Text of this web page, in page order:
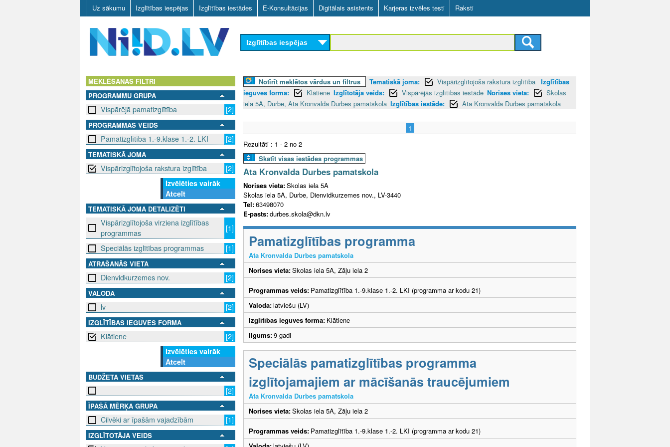
Skip
to
main
content
Uz sākumu Izglītības iespējas Izglītības iestādes E-Konsultācijas Digitālais asistents Karjeras izvēles testi Raksti
D
L
Izglītības iespējas
MEKLĒŠANAS FILTRI
PROGRAMMU GRUPA
Vispārējā pamatizglītība [2]
PROGRAMMAS VEIDS
Pamatizglītība 1.-9.klase 1.-2. LKI [2]
TEMATISKĀ JOMA
Vispārizglītojoša rakstura izglītība
[2]
Izvēlēties vairāk
Atcelt
TEMATISKĀ JOMA DETALIZĒTI
Vispārizglītojoša virziena izglītības
programmas
[1]
Speciālās izglītības programmas
[1]
ATRAŠANĀS VIETA
Dienvidkurzemes nov. [2]
VALODA
lv [2]
IZGLĪTĪBAS IEGUVES FORMA
Klātiene
[2]
Izvēlēties vairāk
Atcelt
BUDŽETA VIETAS
[2]
ĪPAŠĀ MĒRĶA GRUPA
Cilvēki ar īpašām vajadzībām [1]
IZGLĪTOTĀJA VEIDS
Notīrīt meklētos vārdus un filtrus Tematiskā joma: Vispārizglītojoša rakstura izglītība Izglītības
ieguves forma:
Klātiene Izglītotāja veids: Vispārējās izglītības iestāde Norises vieta:
Skolas
iela 5A, Durbe, Ata Kronvalda Durbes pamatskola Izglītības iestāde: Ata Kronvalda Durbes pamatskola
1
Rezultāti : 1 - 2 no 2
Skatīt visas iestādes programmas
Ata Kronvalda Durbes pamatskola
Norises vieta:Skolas iela 5A
Skolas iela 5A, Durbe, Dienvidkurzemes nov., LV-3440
Tel:63498070
E-pasts:durbes.skola@dkn.lv
Pamatizglītības programma
Ata Kronvalda Durbes pamatskola
Norises vieta:Skolas iela 5A, Zāļu iela 2
Programmas veids: Pamatizglītība 1.-9.klase 1.-2. LKI (programma ar kodu 21)
Valoda:latviešu (LV)
Izglītības ieguves forma: Klātiene
Ilgums:9 gadi
Speciālās pamatizglītības programma
izglītojamajiem ar mācīšanās traucējumiem
Ata Kronvalda Durbes pamatskola
Norises vieta:Skolas iela 5A, Zāļu iela 2
Programmas veids: Pamatizglītība 1.-9.klase 1.-2. LKI (programma ar kodu 21)